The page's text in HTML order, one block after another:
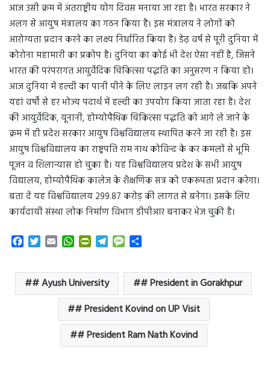
आज उसी क्रम में अंतराष्ट्रीय योग दिवस मनाया जा रहा है। भारत सरकार ने
अलग से आयुष मंत्रालय का गठन किया है। इस मंत्रालय ने लोगों को
आरोग्यता प्रदान करने का लक्ष्य निर्धारित किया है। डेढ़ वर्ष से पूरी दुनिया में
कोरोना महामारी का प्रकोप है। दुनिया का कोई भी देश ऐसा नहीं है, जिसने
भारत की परंपरागत आयुर्वेदिक चिकित्सा पद्धति का अनुसरण न किया हो।
आज दुनिया में हल्दी का पानी पीने के लिए लाइन लग रही है। जबकि अपने
यहां वर्षों से हर भोज्य पदार्थ में हल्दी का उपयोग किया जाता रहा है। देश
की आयुर्वेदिक, यूनानी, होम्योपैथिक चिकित्सा पद्धति को आगे ले जाने के
क्रम में ही प्रदेश सरकार आयुष विश्वविद्यालय स्थापित करने जा रही है। इस
आयुष विश्वविद्यालय का राष्ट्रपति राम नाथ कोविन्द के कर कमलों से भूमि
पूजन व शिलान्यास हो चुका है। यह विश्वविद्यालय प्रदेश के सभी आयुष
विद्यालय, होम्योपैथिक कालेज के शैक्षणिक सत्र को एकरूपता प्रदान करेगा।
बता दें यह विश्वविद्यालय 299.87 करोड़ की लागत से बनेगा। इसके लिए
कार्यदायी संस्था लोक निर्माण विभाग डीपीआर बनाकर भेज चुकी है।
e
b
T
t
t
i
l
W
t
s
A
p
p
P
n
t
F
r
i
e
n
T
e
g
r
a
m
M
s
g
e
r
e
# Ayush University
# President in Gorakhpur
# President Kovind on UP Visit
# President Ram Nath Kovind